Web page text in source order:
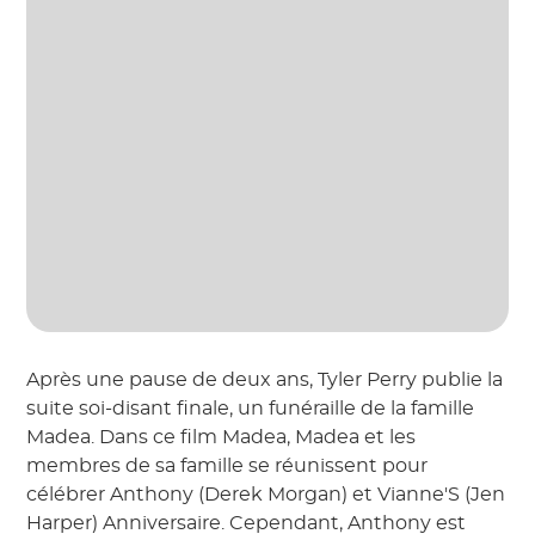
Après une pause de deux ans, Tyler Perry publie la
suite soi-disant finale, un funéraille de la famille
Madea. Dans ce film Madea, Madea et les
membres de sa famille se réunissent pour
célébrer Anthony (Derek Morgan) et Vianne'S (Jen
Harper) Anniversaire. Cependant, Anthony est